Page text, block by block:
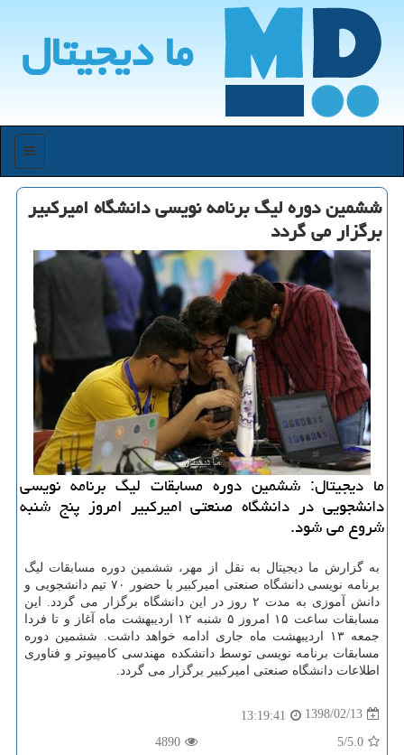
ما دیجیتال
منو
ششمین دوره لیگ برنامه نویسی دانشگاه امیركبیر
برگزار می گردد
ما دیجیتال: ششمین دوره مسابقات لیگ برنامه نویسی
دانشجویی در دانشگاه صنعتی امیركبیر امروز پنج شنبه
شروع می شود.
به گزارش ما دیجیتال به نقل از مهر، ششمین دوره مسابقات لیگ
برنامه نویسی دانشگاه صنعتی امیركبیر با حضور ۷۰ تیم دانشجویی و
دانش آموزی به مدت ۲ روز در این دانشگاه برگزار می گردد. این
مسابقات ساعت ۱۵ امروز ۵ شنبه ۱۲ اردیبهشت ماه آغاز و تا فردا
جمعه ۱۳ اردیبهشت ماه جاری ادامه خواهد داشت. ششمین دوره
مسابقات برنامه نویسی توسط دانشكده مهندسی كامپیوتر و فناوری
اطلاعات دانشگاه صنعتی امیركبیر برگزار می گردد.
1398/02/13
13:19:41
5.0
/5
4890